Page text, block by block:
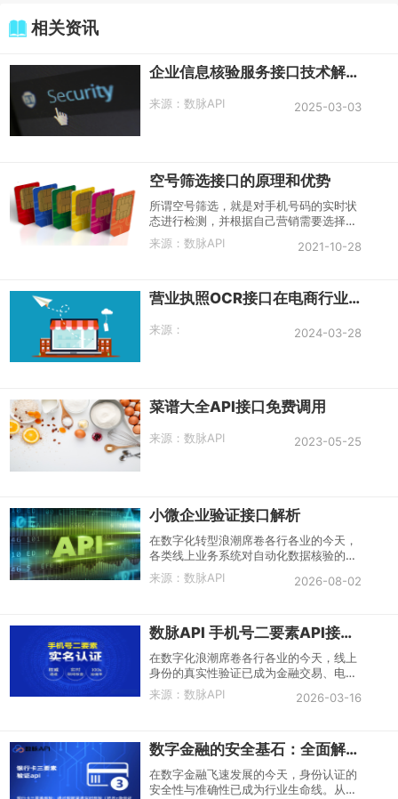
相关资讯
企业信息核验服务接口技术解析与应用指南
来源：数脉API 2025-03-03
空号筛选接口的原理和优势
所谓空号筛选，就是对手机号码的实时状
态进行检测，并根据自己营销需要选择合
适的号码进行短信或者电话的触达。
来源：数脉API 2021-10-28
营业执照OCR接口在电商行业中的具体应用
来源： 2024-03-28
菜谱大全API接口免费调用
来源：数脉API 2023-05-25
小微企业验证接口解析
在数字化转型浪潮席卷各行各业的今天，
各类线上业务系统对自动化数据核验的需
求日益迫切。尤其是在涉及企事业单位合
作、金融机构放贷、政府招标采购等场景
控制风险、享受政策优惠的关键一环。而
仅耗时费力，且容易因信息更新滞后导致
误判。这种矛盾催生了对企业身份“秒级
验证”的需求——小微企业验证API正是在
这一背景下应运而生的数字化解决方案。
来源：数脉API 2026-08-02
数脉API 手机号二要素API接口解析
在数字化浪潮席卷各行各业的今天，线上
身份的真实性验证已成为金融交易、电商
消费、社交互动等场景不可或缺的一环。
如何快速、准确地确认“你是谁”，不仅关
手机号二要素API因其数据源的权威性和
链的关键基础设施。 本文将以此为核心，
参考数脉API等产品的公开信息，为您详
来源：数脉API 2026-03-16
数字金融的安全基石：全面解析银行卡三要素核验API
在数字金融飞速发展的今天，身份认证的
安全性与准确性已成为行业生命线。从简